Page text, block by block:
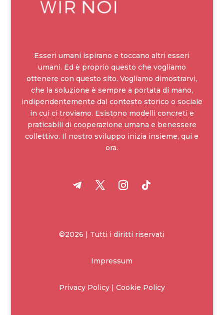
Esseri umani ispirano e toccano altri esseri
umani. Ed è proprio questo che vogliamo
ottenere con questo sito. Vogliamo dimostrarvi,
che la soluzione è sempre a portata di mano,
indipendentemente dal contesto storico o sociale
in cui ci troviamo. Esistono modelli concreti e
praticabili di cooperazione umana e benessere
collettivo. Il nostro sviluppo inizia insieme, qui e
ora.
©2026 | Tutti i diritti riservati
Impressum
Privacy Policy | Cookie Policy